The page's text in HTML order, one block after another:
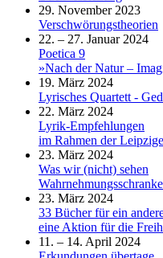
29. November 2023
Verschwörungstheorien
22. – 27. Januar 2024
Poetica 9
»Nach der Natur –
19. März 2024
Lyrisches Quartett -
22. März 2024
Lyrik-Empfehlungen
im Rahmen der
23. März 2024
Was wir (nicht) sehen
23. März 2024
33 Bücher für ein
eine Aktion für die
11. – 14. April 2024